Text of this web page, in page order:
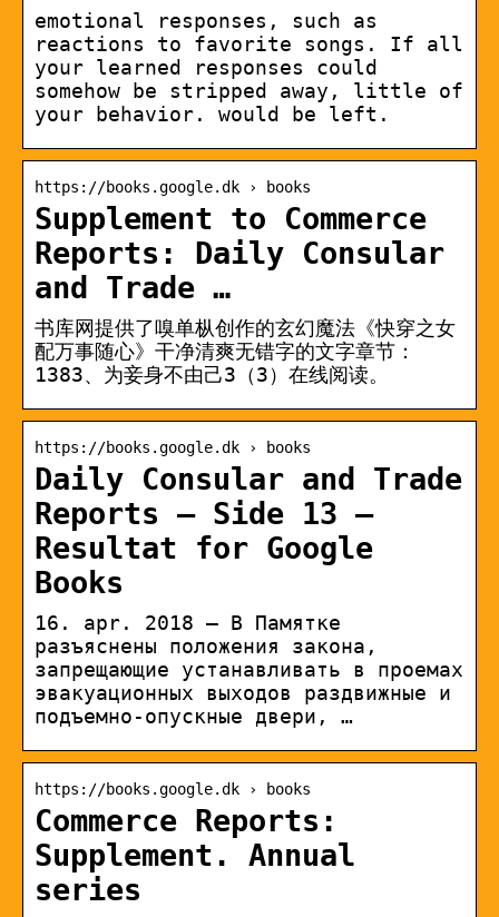
emotional responses, such as
reactions to favorite songs. If all
your learned responses could
somehow be stripped away, little of
your behavior. would be left.
https://books.google.dk › books
Supplement to Commerce
Reports: Daily Consular
and Trade …
书库网提供了嗅单枞创作的玄幻魔法《快穿之女
配万事随心》干净清爽无错字的文字章节：
1383、为妾身不由己3（3）在线阅读。
https://books.google.dk › books
Daily Consular and Trade
Reports – Side 13 –
Resultat for Google
Books
16. apr. 2018 — В Памятке
разъяснены положения закона,
запрещающие устанавливать в проемах
эвакуационных выходов раздвижные и
подъемно-опускные двери, …
https://books.google.dk › books
Commerce Reports:
Supplement. Annual
series